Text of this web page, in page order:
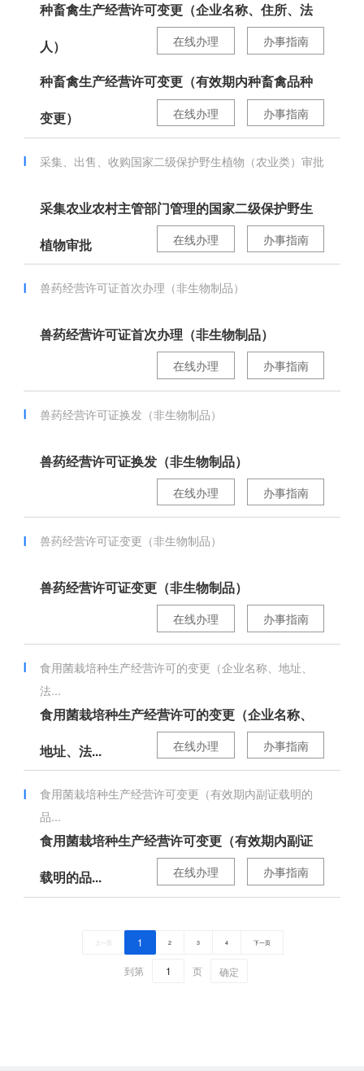
种畜禽生产经营许可变更（企业名称、住所、法
人） 办事指南
在线办理
种畜禽生产经营许可变更（有效期内种畜禽品种
变更） 办事指南
在线办理
采集、出售、收购国家二级保护野生植物（农业类）审批
采集农业农村主管部门管理的国家二级保护野生
植物审批 办事指南
在线办理
兽药经营许可证首次办理（非生物制品）
兽药经营许可证首次办理（非生物制品）
办事指南
在线办理
兽药经营许可证换发（非生物制品）
兽药经营许可证换发（非生物制品）
办事指南
在线办理
兽药经营许可证变更（非生物制品）
兽药经营许可证变更（非生物制品）
办事指南
在线办理
食用菌栽培种生产经营许可的变更（企业名称、地址、
法...
食用菌栽培种生产经营许可的变更（企业名称、
地址、法... 办事指南
在线办理
食用菌栽培种生产经营许可变更（有效期内副证载明的
品...
食用菌栽培种生产经营许可变更（有效期内副证
载明的品... 办事指南
在线办理
上一页 1 2 3 4 下一页
到第 页 确定